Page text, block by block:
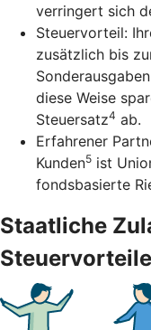
verringert sich
Steuervorteil:
zusätzlich bis
diese Weise
Steuersatz4 ab.
Erfahrener
Kunden5 ist
fondsbasierte
Staatliche
Steuervorteile